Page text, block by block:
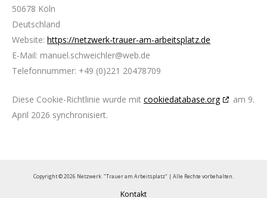
50678 Köln
Deutschland
Website: https://netzwerk-trauer-am-arbeitsplatz.de
E-Mail: manuel.schweichler@web.de
Telefonnummer: +49 (0)221 20478709
Diese Cookie-Richtlinie wurde mit cookiedatabase.org
am 9.
April 2026 synchronisiert.
Copyright © 2026 Netzwerk "Trauer am Arbeitsplatz" | Alle Rechte vorbehalten.
Kontakt